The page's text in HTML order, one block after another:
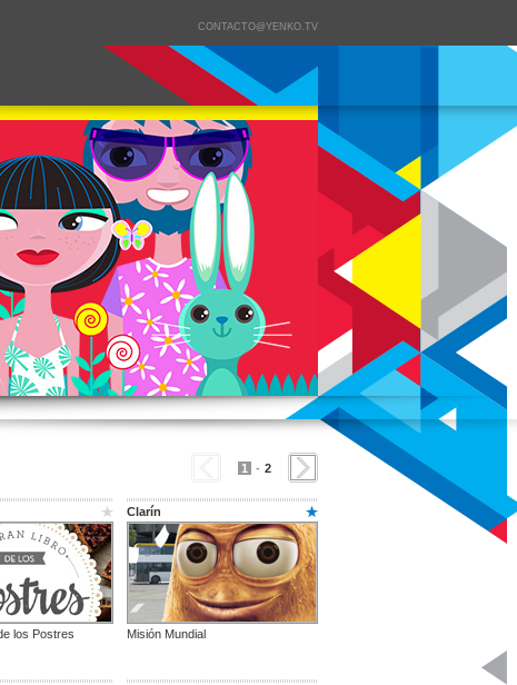
CONTACTO@YENKO.TV
1 - 2
Clarín
los Postres Misión Mundial